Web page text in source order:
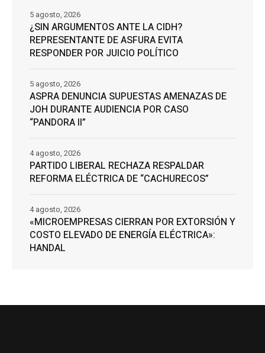
¿SIN ARGUMENTOS ANTE LA CIDH?
REPRESENTANTE DE ASFURA EVITA
RESPONDER POR JUICIO POLÍTICO
5 agosto, 2026
ASPRA DENUNCIA SUPUESTAS AMENAZAS DE
JOH DURANTE AUDIENCIA POR CASO
“PANDORA II”
5 agosto, 2026
PARTIDO LIBERAL RECHAZA RESPALDAR
REFORMA ELÉCTRICA DE “CACHURECOS”
4 agosto, 2026
«MICROEMPRESAS CIERRAN POR EXTORSIÓN Y
COSTO ELEVADO DE ENERGÍA ELÉCTRICA»:
HANDAL
4 agosto, 2026